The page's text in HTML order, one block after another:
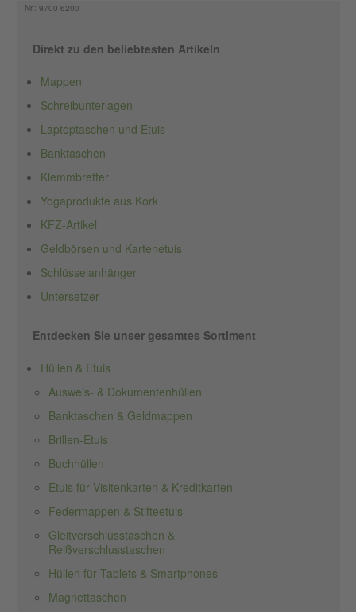
Nr.: 9700 6200
Direkt zu den beliebtesten Artikeln
Mappen
Schreibunterlagen
Laptoptaschen und Etuis
Banktaschen
Klemmbretter
Yogaprodukte aus Kork
KFZ-Artikel
Geldbörsen und Kartenetuis
Schlüsselanhänger
Untersetzer
Entdecken Sie unser gesamtes Sortiment
Hüllen & Etuis
Ausweis- & Dokumentenhüllen
Banktaschen & Geldmappen
Brillen-Etuis
Buchhüllen
Etuis für Visitenkarten & Kreditkarten
Federmappen & Stifteetuis
Gleitverschlusstaschen &
Reißverschlusstaschen
Hüllen für Tablets & Smartphones
Magnettaschen